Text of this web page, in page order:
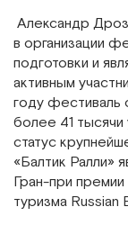
Александр
в организации
подготовки и
активным
году фестиваль
более 41 тысячи
статус
«Балтик Ралли»
Гран-при
туризма Russian